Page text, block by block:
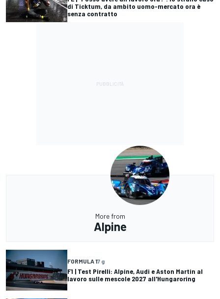
di Ticktum, da ambito uomo-mercato ora è
senza contratto
More from
Alpine
FORMULA 17 g
F1 | Test Pirelli: Alpine, Audi e Aston Martin al
lavoro sulle mescole 2027 all'Hungaroring